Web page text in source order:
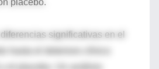
placebo.
significativas en el
hasta el deterioro clínico